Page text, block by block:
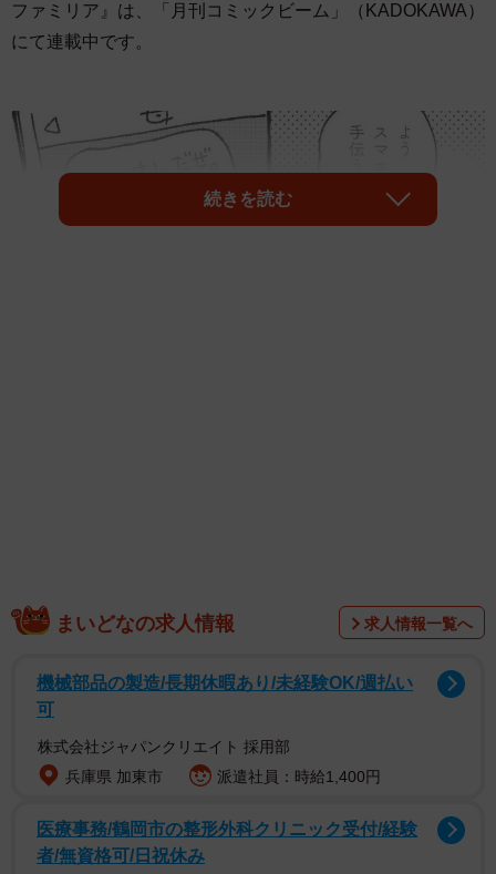
ファミリア』は、「月刊コミックビーム」（KADOKAWA）
にて連載中です。
急に喋り出したクマのぬいぐるみがずっと見守っ
ある日圷さんは、病によって入院している母親のためにぬ
続きを読む
まいどなの求人情報 求人情報一覧へ
機械部品の製造/長期休暇あり/未経験OK/週払い
可
株式会社ジャパンクリエイト 採用部
兵庫県 加東市
派遣社員：時給1,400円
医療事務/鶴岡市の整形外科クリニック受付/経験
者/無資格可/日祝休み